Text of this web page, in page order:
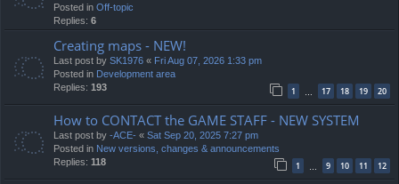
Posted in Off-topic
Replies: 6
Creating maps - NEW!
Last post by SK1976 « Fri Aug 07, 2026 1:33 pm
Posted in Development area
Replies: 193 1 17 18 19 20
How to CONTACT the GAME STAFF - NEW SYSTEM
Last post by -ACE- « Sat Sep 20, 2025 7:27 pm
Posted in New versions, changes & announcements
Replies: 118 1 9 10 11 12